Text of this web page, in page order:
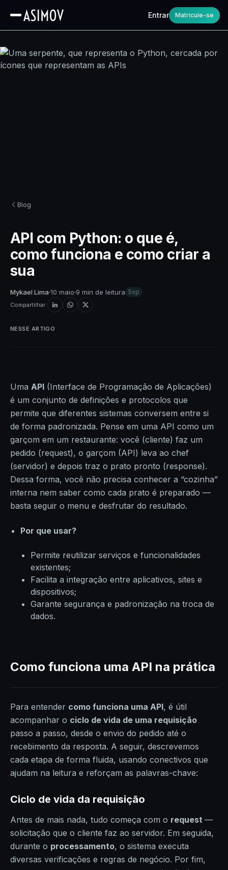
Entrar Matricule-se
Blog
API com Python: o que é,
como funciona e como criar a
sua
Mykael Lima 10 maio 9 min de leitura 5xp
Compartilhar
Uma API (Interface de Programação de Aplicações)
é um conjunto de definições e protocolos que
permite que diferentes sistemas conversem entre si
de forma padronizada. Pense em uma API como um
garçom em um restaurante: você (cliente) faz um
pedido (request), o garçom (API) leva ao chef
(servidor) e depois traz o prato pronto (response).
Dessa forma, você não precisa conhecer a “cozinha”
interna nem saber como cada prato é preparado —
basta seguir o menu e desfrutar do resultado.
Por que usar?
Permite reutilizar serviços e funcionalidades
existentes;
Facilita a integração entre aplicativos, sites e
dispositivos;
Garante segurança e padronização na troca de
dados.
Como funciona uma API na prática
Para entender como funciona uma API, é útil
acompanhar o ciclo de vida de uma requisição
passo a passo, desde o envio do pedido até o
recebimento da resposta. A seguir, descrevemos
cada etapa de forma fluida, usando conectivos que
ajudam na leitura e reforçam as palavras-chave:
Ciclo de vida da requisição
Antes de mais nada, tudo começa com o request —
solicitação que o cliente faz ao servidor. Em seguida,
durante o processamento, o sistema executa
diversas verificações e regras de negócio. Por fim,
NESSE ARTIGO